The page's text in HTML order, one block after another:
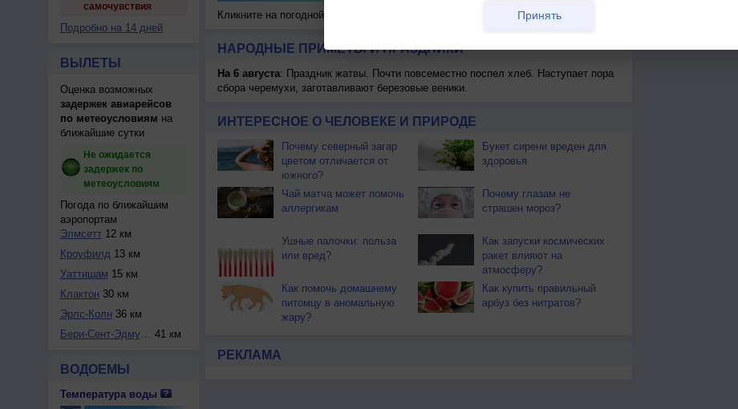
самочувствия
Подробно на 14 дней
ВЫЛЕТЫ
Оценка возможных
задержек авиарейсов
по метеоусловиям на
ближайшие сутки
Не ожидается
задержек по
метеоусловиям
Погода по ближайшим
аэропортам
Элмсетт12 км
Кроуфилд 13 км
Уаттишам 15 км
Клактон 30 км
Эрлс-Колн 36 км
Бери-Сент-Эдмундс 41 км
ВОДОЕМЫ
Температура воды
Кликните на погодной карте для получения подробных данных
НАРОДНЫЕ ПРИМЕТЫ И ПРАЗДНИКИ
На 6 августа: Праздник жатвы. Почти повсеместно поспел хлеб. Наступает пора
сбора черемухи, заготавливают березовые веники.
ИНТЕРЕСНОЕ О ЧЕЛОВЕКЕ И ПРИРОДЕ
Почему северный загар
цветом отличается от
южного?
Букет сирени вреден для
здоровья
Чай матча может помочь
аллергикам
Почему глазам не
страшен мороз?
Ушные палочки: польза
или вред?
Как запуски космических
ракет влияют на
атмосферу?
Как помочь домашнему
питомцу в аномальную
жару?
Как купить правильный
арбуз без нитратов?
РЕКЛАМА
Принять